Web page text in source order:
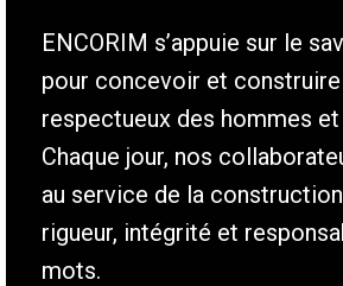
ENCORIM s’appuie sur le
pour concevoir et
respectueux des hommes et
Chaque jour, nos
au service de la
rigueur, intégrité et
mots.